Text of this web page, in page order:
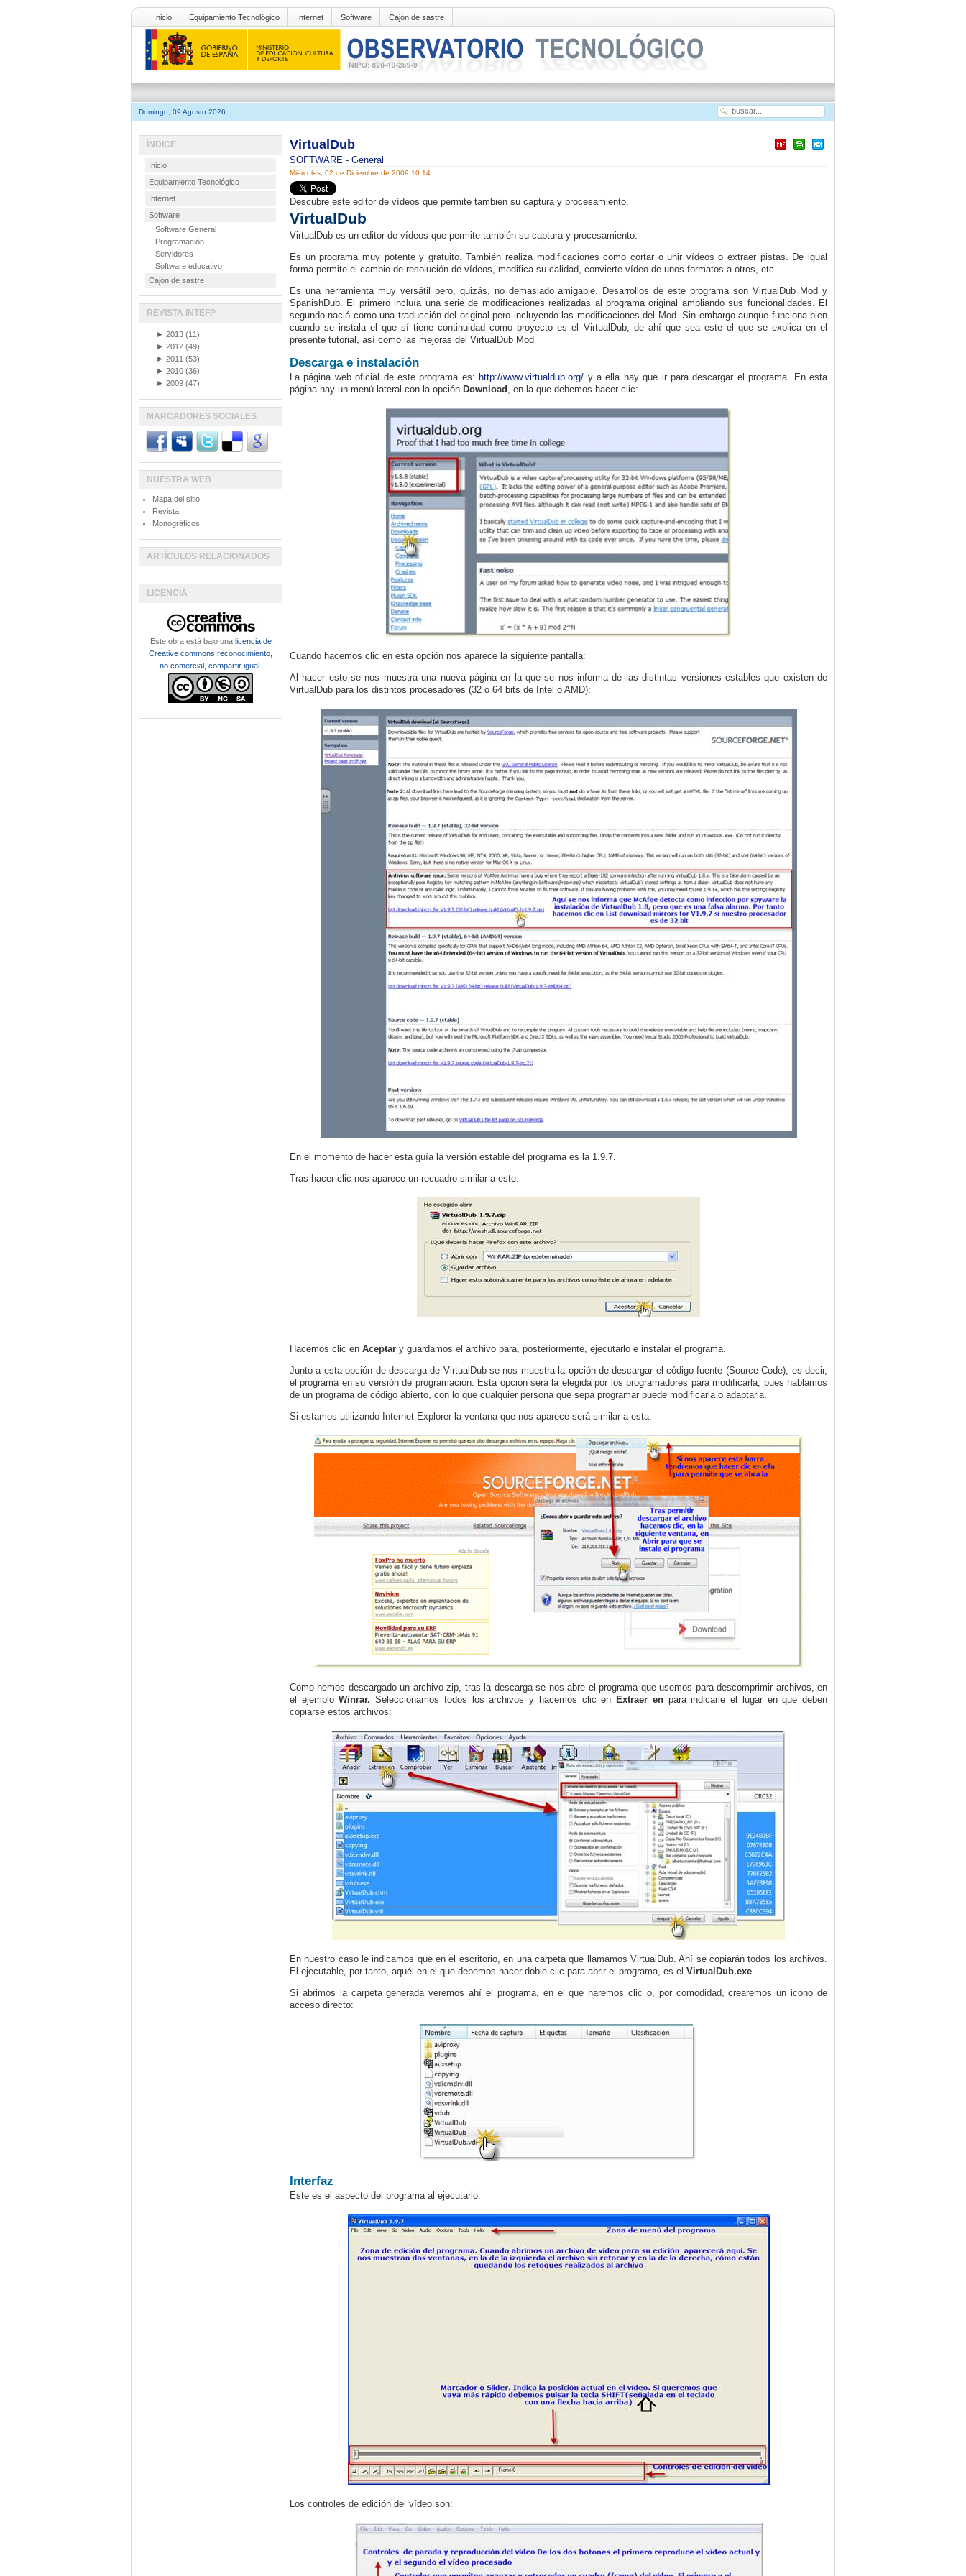
Inicio Equipamiento Tecnológico Internet Software Cajón de sastre
Domingo, 09 Agosto 2026
VirtualDub
SOFTWARE - General
Miércoles, 02 de Diciembre de 2009 10:14
Descubre este editor de vídeos que permite también su captura y procesamiento.
VirtualDub
VirtualDub es un editor de vídeos que permite también su captura y procesamiento.
Es un programa muy potente y gratuito. También realiza modificaciones como cortar o unir vídeos o extraer pistas. De igual
forma permite el cambio de resolución de vídeos, modifica su calidad, convierte vídeo de unos formatos a otros, etc.
Es una herramienta muy versátil pero, quizás, no demasiado amigable. Desarrollos de este programa son VirtualDub Mod y
SpanishDub. El primero incluía una serie de modificaciones realizadas al programa original ampliando sus funcionalidades. El
segundo nació como una traducción del original pero incluyendo las modificaciones del Mod. Sin embargo aunque funciona bien
cuando se instala el que sí tiene continuidad como proyecto es el VirtualDub, de ahí que sea este el que se explica en el
presente tutorial, así como las mejoras del VirtualDub Mod
Descarga e instalación
La página web oficial de este programa es: http://www.virtualdub.org/ y a ella hay que ir para descargar el programa. En esta
página hay un menú lateral con la opción Download , en la que debemos hacer clic:
Cuando hacemos clic en esta opción nos aparece la siguiente pantalla:
Al hacer esto se nos muestra una nueva página en la que se nos informa de las distintas versiones estables que existen de
VirtualDub para los distintos procesadores (32 o 64 bits de Intel o AMD):
En el momento de hacer esta guía la versión estable del programa es la 1.9.7.
Tras hacer clic nos aparece un recuadro similar a este:
Hacemos clic en Aceptar y guardamos el archivo para, posteriormente, ejecutarlo e instalar el programa.
Junto a esta opción de descarga de VirtualDub se nos muestra la opción de descargar el código fuente (Source Code), es decir,
el programa en su versión de programación. Esta opción será la elegida por los programadores para modificarla, pues hablamos
de un programa de código abierto, con lo que cualquier persona que sepa programar puede modificarla o adaptarla.
Si estamos utilizando Internet Explorer la ventana que nos aparece será similar a esta:
Como hemos descargado un archivo zip, tras la descarga se nos abre el programa que usemos para descomprimir archivos, en
el ejemploWinrar. Seleccionamos todos los archivos y hacemos clic en Extraer en para indicarle el lugar en que deben
copiarse estos archivos:
En nuestro caso le indicamos que en el escritorio, en una carpeta que llamamos VirtualDub. Ahí se copiarán todos los archivos.
El ejecutable, por tanto, aquél en el que debemos hacer doble clic para abrir el programa, es el VirtualDub.exe.
Si abrimos la carpeta generada veremos ahí el programa, en el que haremos clic o, por comodidad, crearemos un icono de
acceso directo:
Interfaz
Este es el aspecto del programa al ejecutarlo:
Los controles de edición del vídeo son:
ÍNDICE
Inicio
Equipamiento Tecnológico
Internet
Software
Software General
Programación
Servidores
Software educativo
Cajón de sastre
REVISTA INTEFP
► 2013 (11)
► 2012 (49)
► 2011 (53)
► 2010 (36)
► 2009 (47)
MARCADORES SOCIALES
NUESTRA WEB
Mapa del sitio
Revista
Monográficos
ARTÍCULOS RELACIONADOS
LICENCIA
Este obra está bajo una licencia de
Creative commons reconocimiento,
no comercial, compartir igual